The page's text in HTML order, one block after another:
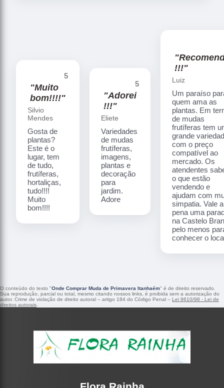
5
"Muito
bom!!!!"
Silvio
Mendes
Gosta de
plantas?
Este é o
lugar, tem
de tudo,
frutíferas,
hortaliças,
tudo!!!!
Muito
bom!!!!
5
"Adorei
!!!"
Eliete
Variedades
de mudas
frutíferas,
imagens,
plantas e
decoração
para
jardim.
Adore
!!!"
Luiz
Um paraíso
quem ama as
plantas. Em
de mudas
frutíferas tem
grande
com o preço
compatível ao
mercado. Os
atendentes
o que estão
vendendo e
ajudam com
simpatia. Vale a
pena uma
na Castelo
pelo menos
conhecer o
O conteúdo do texto "Onde Comprar Muda de Primavera Itanhaém" é de direito reservado.
Sua reprodução, parcial ou total, mesmo citando nossos links, é proibida sem a autorização do
autor. Crime de violação de direito autoral – artigo 184 do Código Penal – Lei 9610/98 - Lei de
direitos autorais